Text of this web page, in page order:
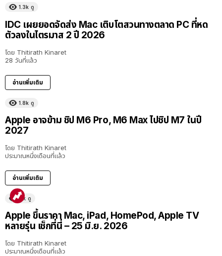
1.3k ดู
IDC เผยยอดจัดส่ง Mac เติบโตสวนทางตลาด PC ที่หด
ตัวลงในไตรมาส 2 ปี 2026
โดย Thitirath Kinaret
28 วันที่แล้ว
อ่านเพิ่มเติม
1.8k ดู
Apple อาจข้าม ชิป M6 Pro, M6 Max ไปชิป M7 ในปี
2027
โดย Thitirath Kinaret
ประมาณหนึ่งเดือนที่แล้ว
อ่านเพิ่มเติม
11k ดู
Apple ขึ้นราคา Mac, iPad, HomePod, Apple TV
หลายรุ่น เช็กที่นี่ – 25 มิ.ย. 2026
โดย Thitirath Kinaret
ประมาณหนึ่งเดือนที่แล้ว